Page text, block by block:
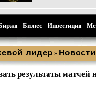
Бизнес Инвестиции
лидер »
результаты матчей